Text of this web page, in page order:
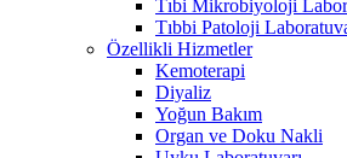
Tıbi Mikrobiyoloji
Tıbbi Patoloji
Özellikli Hizmetler
Kemoterapi
Diyaliz
Yoğun Bakım
Organ ve Doku Nakli